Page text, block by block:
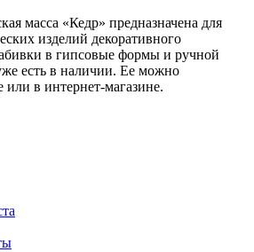
масса «Кедр» предназначена для
изделий декоративного
в гипсовые формы и ручной
есть в наличии. Ее можно
или в интернет-магазине.